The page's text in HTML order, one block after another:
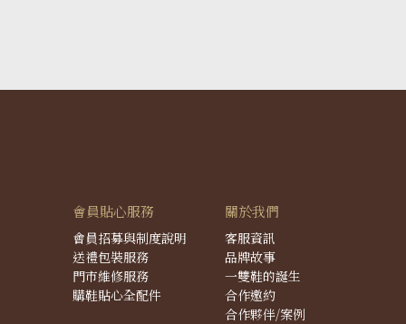
會員貼心服務
會員招募與制度說明
送禮包裝服務
門市維修服務
購鞋貼心全配件
關於我們
客服資訊
品牌故事
一雙鞋的誕生
合作邀約
合作夥伴/案例